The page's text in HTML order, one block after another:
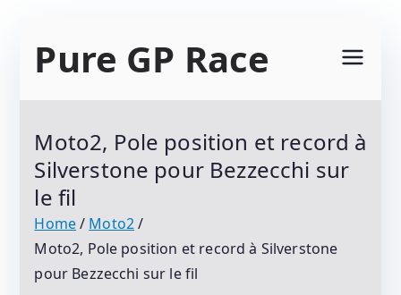
Pure GP Race
Tous Les Protagonistes Du Motocyclisme.
Résultats Et Classements
Moto2, Pole position et record à
Silverstone pour Bezzecchi sur
le fil
Home
Moto2
Moto2, Pole position et record à Silverstone
pour Bezzecchi sur le fil